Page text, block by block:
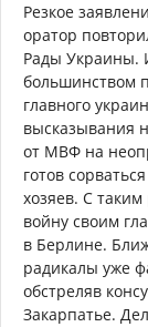
Резкое
оратор
Рады Украины.
большинством
главного
высказывания
от МВФ на
готов
хозяев. С
войну своим
в Берлине.
радикалы уже
обстреляв
Закарпатье.